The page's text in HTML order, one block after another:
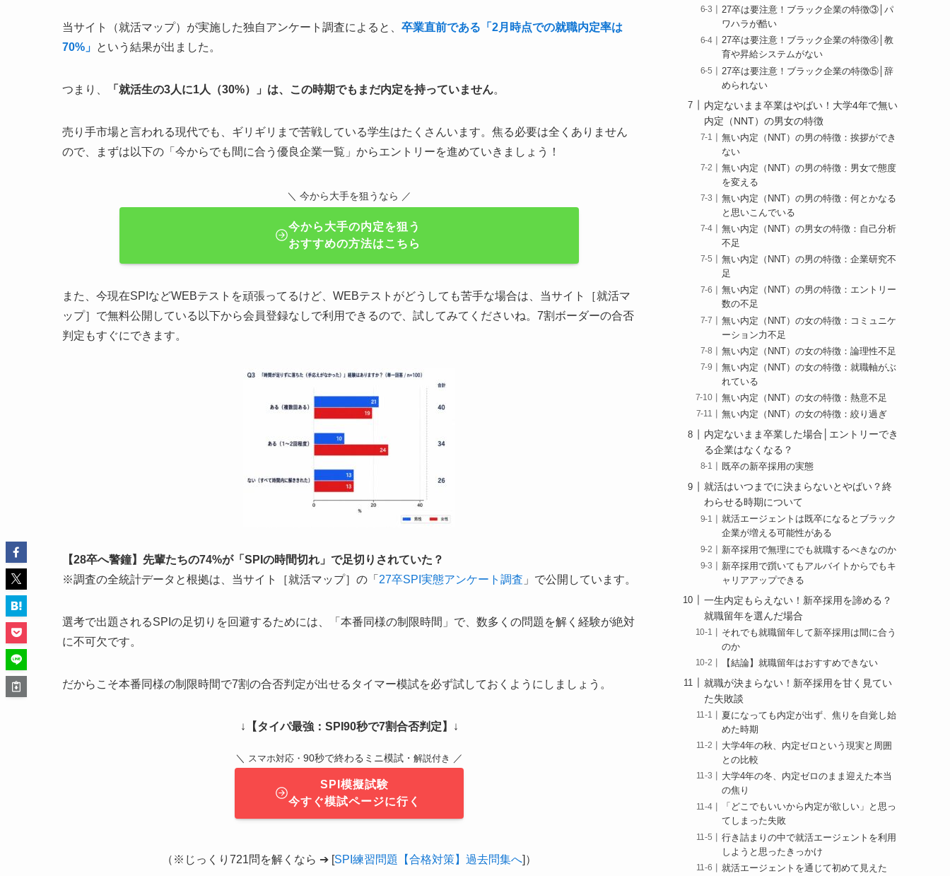
当サイト（就活マップ）が実施した独自アンケート調査によると、 卒業直前である「2月時点での就職内定率は
70%」 という結果が出ました。
つまり、 「就活生の3人に1人（30%）」は、この時期でもまだ内定を持っていません。
売り手市場と言われる現代でも、ギリギリまで苦戦している学生はたくさんいます。焦る必要は全くありません
ので、まずは以下の「今からでも間に合う優良企業一覧」からエントリーを進めていきましょう！
＼ 今から大手を狙うなら ／
今から大手の内定を狙う
おすすめの方法はこちら
また、今現在SPIなどWEBテストを頑張ってるけど、WEBテストがどうしても苦手な場合は、当サイト［就活マ
ップ］で無料公開している以下から会員登録なしで利用できるので、試してみてくださいね。7割ボーダーの合否
判定もすぐにできます。
【28卒へ警鐘】先輩たちの74%が「SPIの時間切れ」で足切りされていた？
※調査の全統計データと根拠は、当サイト［就活マップ］の「 27卒SPI実態アンケート調査 」で公開しています。
選考で出題されるSPIの足切りを回避するためには、「本番同様の制限時間」で、数多くの問題を解く経験が絶対
に不可欠です。
だからこそ本番同様の制限時間で7割の合否判定が出せるタイマー模試を必ず試しておくようにしましょう。
↓ 【タイパ最強：SPI90秒で7割合否判定】 ↓
＼ スマホ対応・ 90秒で終わるミニ模試・ 解説付き ／
SPI模擬試験
今すぐ模試ページに行く
（※じっくり721問を解くなら ➔ [SPI練習問題【合格対策】過去問集へ]）
27卒は要注意！ブラック企業の特徴③│パ
ワハラが酷い
27卒は要注意！ブラック企業の特徴④│教
育や昇給システムがない
27卒は要注意！ブラック企業の特徴⑤│辞
められない
内定ないまま卒業はやばい！大学4年で無い
内定（NNT）の男女の特徴
無い内定（NNT）の男の特徴：挨拶ができ
ない
無い内定（NNT）の男の特徴：男女で態度
を変える
無い内定（NNT）の男の特徴：何とかなる
と思いこんでいる
無い内定（NNT）の男女の特徴：自己分析
不足
無い内定（NNT）の男の特徴：企業研究不
足
無い内定（NNT）の男の特徴：エントリー
数の不足
無い内定（NNT）の女の特徴：コミュニケ
ーション力不足
無い内定（NNT）の女の特徴：論理性不足
無い内定（NNT）の女の特徴：就職軸がぶ
れている
無い内定（NNT）の女の特徴：熱意不足
無い内定（NNT）の女の特徴：絞り過ぎ
内定ないまま卒業した場合│エントリーでき
る企業はなくなる？
既卒の新卒採用の実態
就活はいつまでに決まらないとやばい？終
わらせる時期について
就活エージェントは既卒になるとブラック
企業が増える可能性がある
新卒採用で無理にでも就職するべきなのか
新卒採用で躓いてもアルバイトからでもキ
ャリアアップできる
一生内定もらえない！新卒採用を諦める？
就職留年を選んだ場合
それでも就職留年して新卒採用は間に合う
のか
【結論】就職留年はおすすめできない
就職が決まらない！新卒採用を甘く見てい
た失敗談
夏になっても内定が出ず、焦りを自覚し始
めた時期
大学4年の秋、内定ゼロという現実と周囲
との比較
大学4年の冬、内定ゼロのまま迎えた本当
の焦り
「どこでもいいから内定が欲しい」と思っ
てしまった失敗
行き詰まりの中で就活エージェントを利用
しようと思ったきっかけ
就活エージェントを通じて初めて見えた